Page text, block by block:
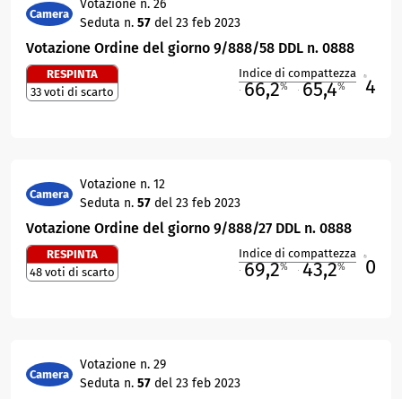
Camera
Votazione n. 26
Seduta n. 57 del 23 feb 2023
Votazione Ordine del giorno 9/888/58 DDL n. 0888
RESPINTA
33 voti di scarto
Indice di compattezza
66,2% 65,4% 4
Camera
Votazione n. 12
Seduta n. 57 del 23 feb 2023
Votazione Ordine del giorno 9/888/27 DDL n. 0888
RESPINTA
48 voti di scarto
Indice di compattezza
69,2% 43,2% 0
Camera
Votazione n. 29
Seduta n. 57 del 23 feb 2023